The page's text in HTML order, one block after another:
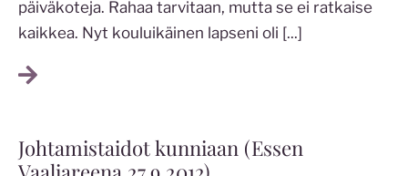
päiväkoteja. Rahaa tarvitaan, mutta se ei ratkaise
kaikkea. Nyt kouluikäinen lapseni oli [...]
Johtamistaidot kunniaan (Essen